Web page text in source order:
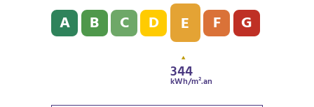
Diagnostic de performance énergétique (DPE) : E -
A B C D E
344
kWh/m².an
F G